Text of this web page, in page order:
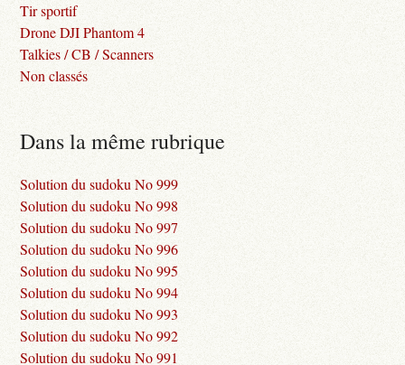
Tir sportif
Drone DJI Phantom 4
Talkies / CB / Scanners
Non classés
Dans la même rubrique
Solution du sudoku No 999
Solution du sudoku No 998
Solution du sudoku No 997
Solution du sudoku No 996
Solution du sudoku No 995
Solution du sudoku No 994
Solution du sudoku No 993
Solution du sudoku No 992
Solution du sudoku No 991